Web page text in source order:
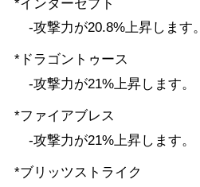
*インターセプト
-攻撃力が20.8%上昇します。
*ドラゴントゥース
-攻撃力が21%上昇します。
*ファイアブレス
-攻撃力が21%上昇します。
*ブリッツストライク